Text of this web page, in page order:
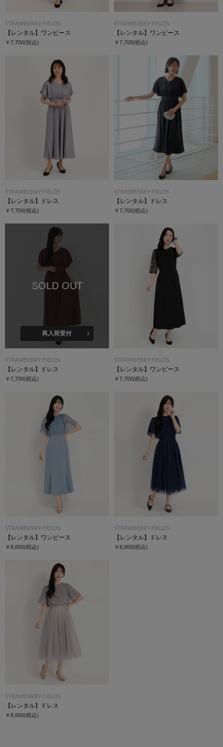
STRAWBERRY-FIELDS
【レンタル】ワンピース
￥7,700(税込)
STRAWBERRY-FIELDS
【レンタル】ワンピース
￥7,700(税込)
STRAWBERRY-FIELDS
【レンタル】ドレス
￥7,700(税込)
STRAWBERRY-FIELDS
【レンタル】ドレス
￥7,700(税込)
SOLD OUT
再入荷受付
STRAWBERRY-FIELDS
【レンタル】ドレス
￥7,700(税込)
STRAWBERRY-FIELDS
【レンタル】ワンピース
￥7,700(税込)
STRAWBERRY-FIELDS
【レンタル】ワンピース
￥8,800(税込)
STRAWBERRY-FIELDS
【レンタル】ドレス
￥8,800(税込)
STRAWBERRY-FIELDS
【レンタル】ドレス
￥8,800(税込)